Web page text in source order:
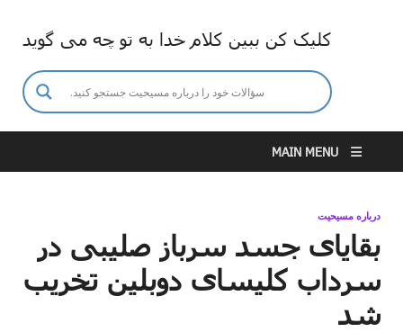
کلیک کن ببین کلام خدا به تو چه می گوید
MAIN MENU
درباره مسیحیت
بقایای جسد سرباز صلیبی در
سرداب کلیسای دوبلین تخریب
شد